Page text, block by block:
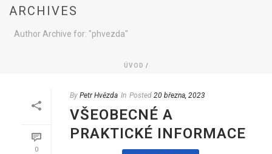
ARCHIVES
Author Archive for: "phvezda"
ÚVOD /
0
By Petr Hvězda In Posted 20 března, 2023
VŠEOBECNÉ A
PRAKTICKÉ INFORMACE